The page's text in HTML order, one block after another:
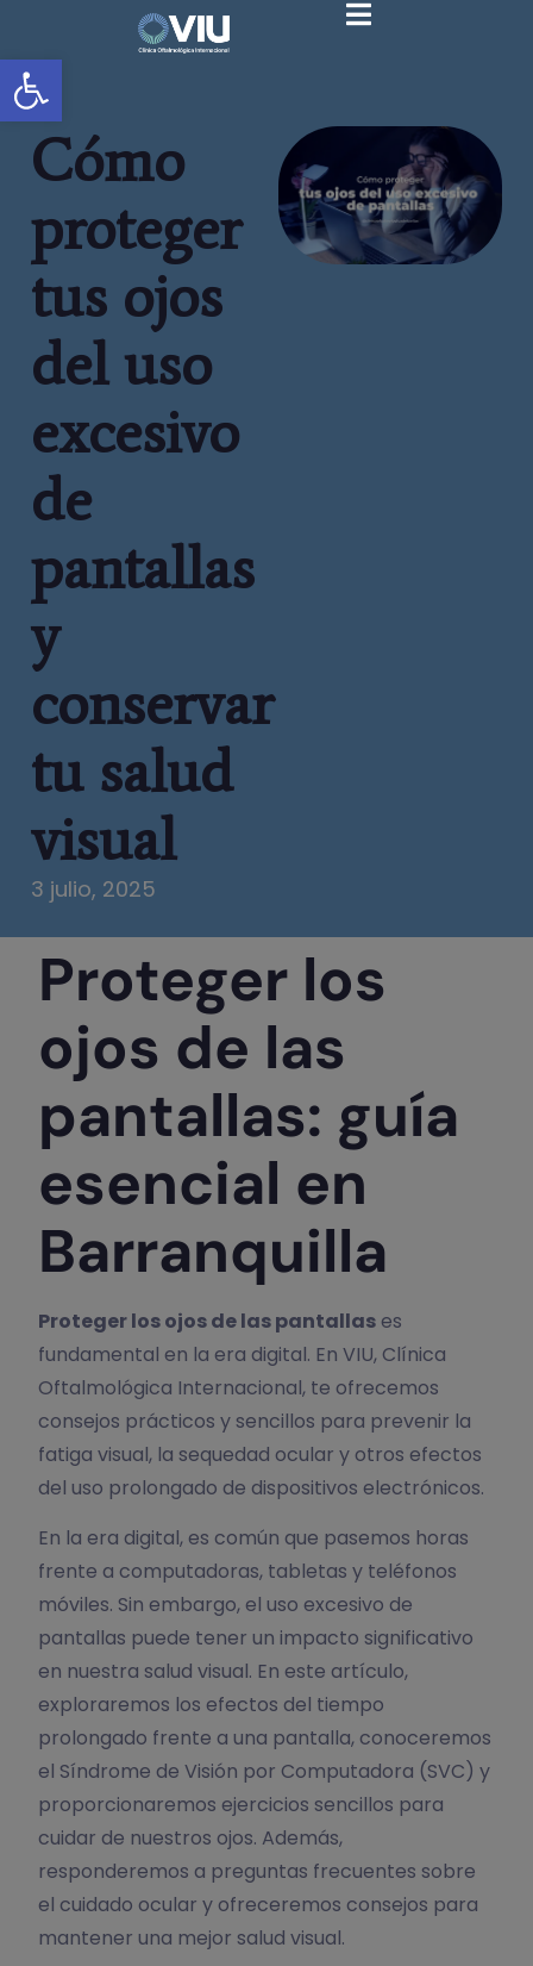
Abrir barra de herramientas
Cómo
proteger
tus ojos
del uso
excesivo
de
pantallas
y
conservar
tu salud
visual
3 julio, 2025
Proteger los
ojos de las
pantallas: guía
esencial en
Barranquilla
Proteger los ojos de las pantallas es
fundamental en la era digital. En VIU, Clínica
Oftalmológica Internacional, te ofrecemos
consejos prácticos y sencillos para prevenir la
fatiga visual, la sequedad ocular y otros efectos
del uso prolongado de dispositivos electrónicos.
En la era digital, es común que pasemos horas
frente a computadoras, tabletas y teléfonos
móviles. Sin embargo, el uso excesivo de
pantallas puede tener un impacto significativo
en nuestra salud visual. En este artículo,
exploraremos los efectos del tiempo
prolongado frente a una pantalla, conoceremos
el Síndrome de Visión por Computadora (SVC) y
proporcionaremos ejercicios sencillos para
cuidar de nuestros ojos. Además,
responderemos a preguntas frecuentes sobre
el cuidado ocular y ofreceremos consejos para
mantener una mejor salud visual.